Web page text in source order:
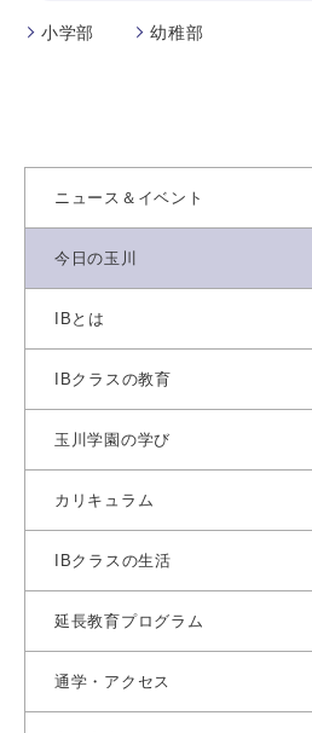
小学部 幼稚部
ニュース＆イベント
今日の玉川
IBとは
IBクラスの教育
玉川学園の学び
カリキュラム
IBクラスの生活
延長教育プログラム
通学・アクセス